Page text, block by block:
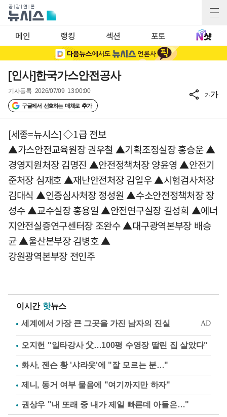
메인 랭킹 섹션 포토
[인사]한국가스안전공사
기사등록 2026/07/09 13:00:00
구글에서 선호하는 매체로 추가
가가
[세종=뉴시스] ◇1급 전보
▲가스안전교육원장 권우철 ▲기획조정실장 홍승운 ▲
경영지원처장 김명진 ▲안전정책처장 양윤영 ▲안전기
준처장 심재호 ▲재난안전처장 김일우 ▲시험검사처장
김대식 ▲인증심사처장 정성원 ▲수소안전정책처장 장
성수 ▲교수실장 홍용일 ▲안전연구실장 길성희 ▲에너
지안전실증연구센터장 조완수 ▲대구광역본부장 배승
균 ▲울산본부장 김병호 ▲
강원광역본부장 전인주
이시간 핫뉴스
오지헌 "일타강사 父…100평 수영장 딸린 집 살았다"
화사, 젠슨 황 '샤라웃'에 "잘 모르는 분…"
제니, 동거 여부 물음에 "여기까지만 하자"
권상우 "내 또래 중 내가 제일 빠른데 아들은…"